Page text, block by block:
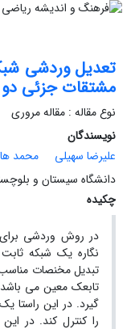
تعدیل وردشی
مشتقات جزئی
نوع مقاله : مقاله مروری
نویسندگان
علیرضا سهیلی
محمد
دانشگاه سیستان و
چکیده
در روش وردشی برای
نگاره یک شبکه
تبدیل مخنصات
تابعک معین می باشد
گیرد. در این راستا
را کنترل کند. در